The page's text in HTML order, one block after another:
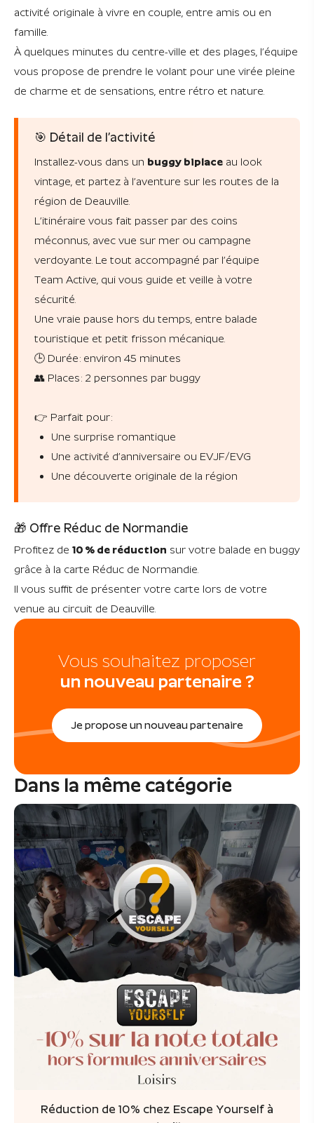
activité originale à vivre en couple, entre amis ou en
famille.
À quelques minutes du centre-ville et des plages, l’équipe
vous propose de prendre le volant pour une virée pleine
de charme et de sensations, entre rétro et nature.
🎯 Détail de l’activité
Installez-vous dans un buggy biplaceau look
vintage, et partez à l’aventure sur les routes de la
région de Deauville.
L’itinéraire vous fait passer par des coins
méconnus, avec vue sur mer ou campagne
verdoyante. Le tout accompagné par l’équipe
Team Active, qui vous guide et veille à votre
sécurité.
Une vraie pause hors du temps, entre balade
touristique et petit frisson mécanique.
🕒 Durée : environ 45 minutes
👥 Places : 2 personnes par buggy
👉 Parfait pour :
Une surprise romantique
Une activité d’anniversaire ou EVJF/EVG
Une découverte originale de la région
🎁 Offre Réduc de Normandie
Profitez de 10 % de réduction sur votre balade en buggy
grâce à la carte Réduc de Normandie.
Il vous suffit de présenter votre carte lors de votre
venue au circuit de Deauville.
Vous souhaitez proposer
un nouveau partenaire ?
Je propose un nouveau partenaire
Dans la même catégorie
Réduction de 10% chez Escape Yourself à